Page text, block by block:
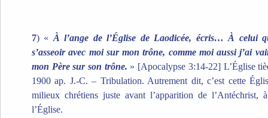
7) « À l’ange de l’Église de Laodicée, écris… À celui
s’asseoir avec moi sur mon trône, comme moi aussi j’ai
mon Père sur son trône. » [Apocalypse 3:14-22] L’Église
1900 ap. J.-C. – Tribulation. Autrement dit, c’est cette
milieux chrétiens juste avant l’apparition de
l’Église.